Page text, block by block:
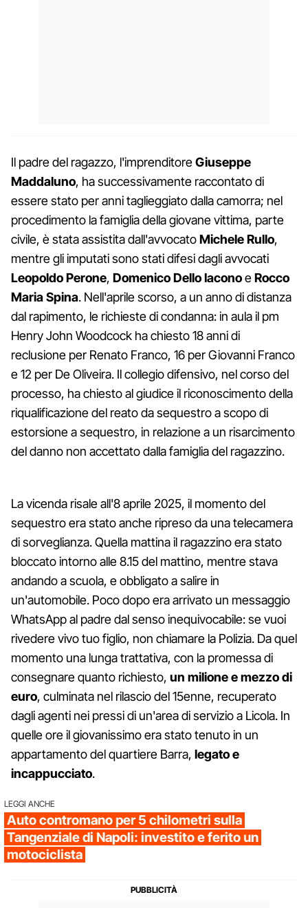
Il padre del ragazzo, l'imprenditoreGiuseppe
Maddaluno, ha successivamente raccontato di
essere stato per anni taglieggiato dalla camorra; nel
procedimento la famiglia della giovane vittima, parte
civile, è stata assistita dall'avvocatoMichele Rullo,
mentre gli imputati sono stati difesi dagli avvocati
Leopoldo Perone, Domenico Dello IaconoeRocco
Maria Spina. Nell'aprile scorso, a un anno di distanza
dal rapimento, le richieste di condanna: in aula il pm
Henry John Woodcock ha chiesto 18 anni di
reclusione per Renato Franco, 16 per Giovanni Franco
e 12 per De Oliveira. Il collegio difensivo, nel corso del
processo, ha chiesto al giudice il riconoscimento della
riqualificazione del reato da sequestro a scopo di
estorsione a sequestro, in relazione a un risarcimento
del danno non accettato dalla famiglia del ragazzino.
La vicenda risale all'8 aprile 2025, il momento del
sequestro era stato anche ripreso da una telecamera
di sorveglianza. Quella mattina il ragazzino era stato
bloccato intorno alle 8.15 del mattino, mentre stava
andando a scuola, e obbligato a salire in
un'automobile. Poco dopo era arrivato un messaggio
WhatsApp al padre dal senso inequivocabile: se vuoi
rivedere vivo tuo figlio, non chiamare la Polizia. Da quel
momento una lunga trattativa, con la promessa di
consegnare quanto richiesto, un milione e mezzo di
euro, culminata nel rilascio del 15enne, recuperato
dagli agenti nei pressi di un'area di servizio a Licola. In
quelle ore il giovanissimo era stato tenuto in un
appartamento del quartiere Barra, legato e
incappucciato.
LEGGI ANCHE
Auto contromano per 5 chilometri sulla
Tangenziale di Napoli: investito e ferito un
motociclista